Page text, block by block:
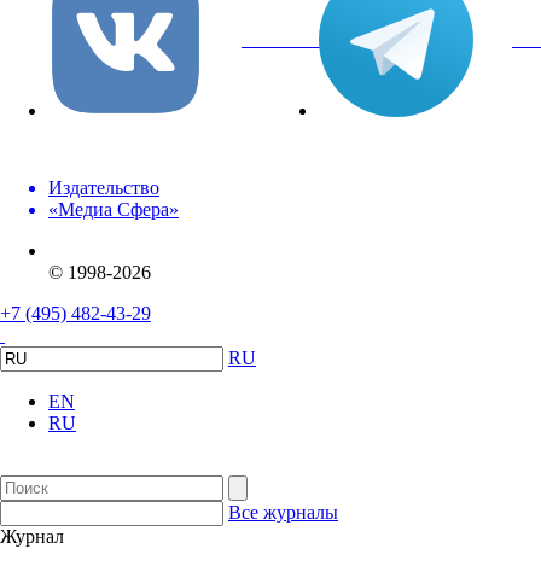
вКонтакте
Издательство
«Медиа Сфера»
© 1998-2026
+7 (495) 482-43-29
RU
EN
RU
Все журналы
Журнал